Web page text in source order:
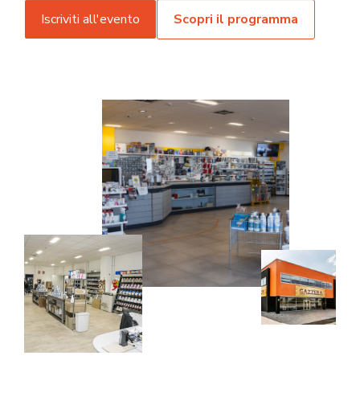
Iscriviti all'evento Scopri il programma